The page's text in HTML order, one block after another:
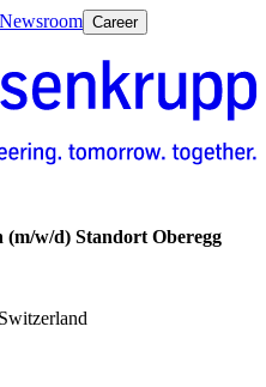
Newsroom Career
(m/w/d) Standort Oberegg